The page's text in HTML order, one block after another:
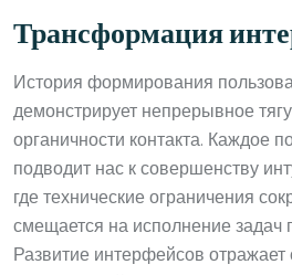
Трансформация
История формирования
демонстрирует непрерывное
органичности контакта. Каждое
подводит нас к совершенству
где технические ограничения
смещается на исполнение задач
Развитие интерфейсов